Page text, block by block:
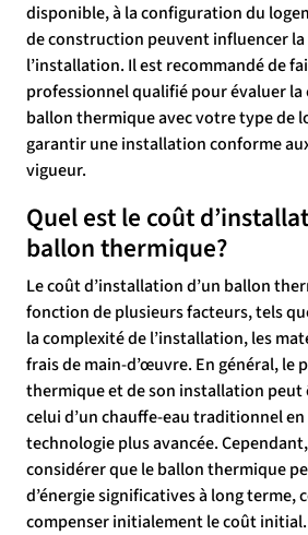
disponible, à la configuration du
de construction peuvent influencer
l’installation. Il est recommandé de
professionnel qualifié pour évaluer
ballon thermique avec votre type de
garantir une installation conforme
vigueur.
Quel est le coût
ballon thermique?
Le coût d’installation d’un ballon
fonction de plusieurs facteurs, tels
la complexité de l’installation, les
frais de main-d’œuvre. En général, le
thermique et de son installation peut
celui d’un chauffe-eau traditionnel en
technologie plus avancée.
considérer que le ballon thermique
d’énergie significatives à long terme,
compenser initialement le coût